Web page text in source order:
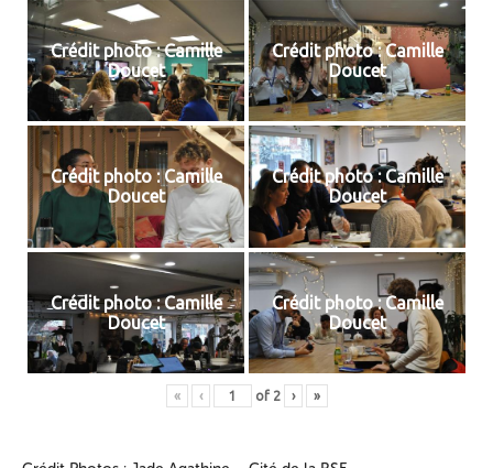
Crédit photo : Camille
Doucet
Crédit photo : Camille
Doucet
Crédit photo : Camille
Doucet
Crédit photo : Camille
Doucet
Crédit photo : Camille
Doucet
Crédit photo : Camille
Doucet
« ‹ of 2 › »